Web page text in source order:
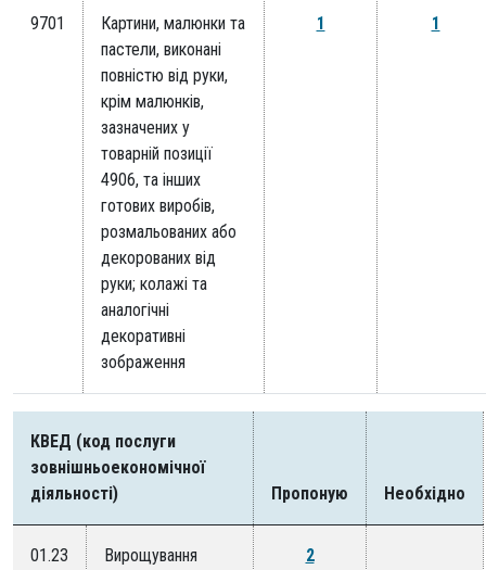
9701
Картини, малюнки та
пастели, виконані
повністю від руки,
крім малюнків,
зазначених у
товарній позиції
4906, та інших
готових виробів,
розмальованих або
декорованих від
руки; колажі та
аналогічні
декоративні
зображення
1 1
КВЕД (код послуги
зовнішньоекономічної
діяльності)
Пропоную Необхідно
01.23
Вирощування
2